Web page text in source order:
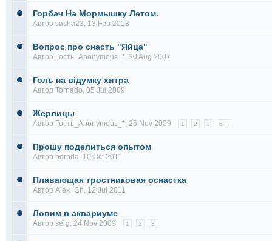
Горбач На Мормышку Летом.
Автор sasha23, 13 Feb 2013
Вопрос про снасть "Яйца"
Автор Гость_Anonymous_*, 30 Aug 2007
Голь на відумку хитра
Автор Tornado, 05 Jul 2009
Жерлицы
Автор Гость_Anonymous_*, 25 Nov 2009 1 2 3 6 →
Прошу поделиться опытом
Автор boroda, 10 Oct 2011
Плавающая тростниковая оснастка
Автор Alex_Ch, 12 Jul 2011
Ловим в аквариуме
Автор serg, 24 Nov 2009 1 2 3